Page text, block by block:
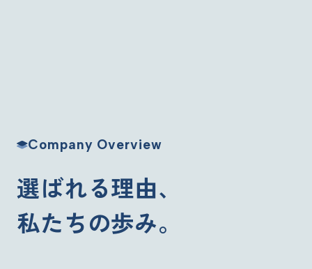
Company Overview
選ばれる理由、
私たちの歩み。